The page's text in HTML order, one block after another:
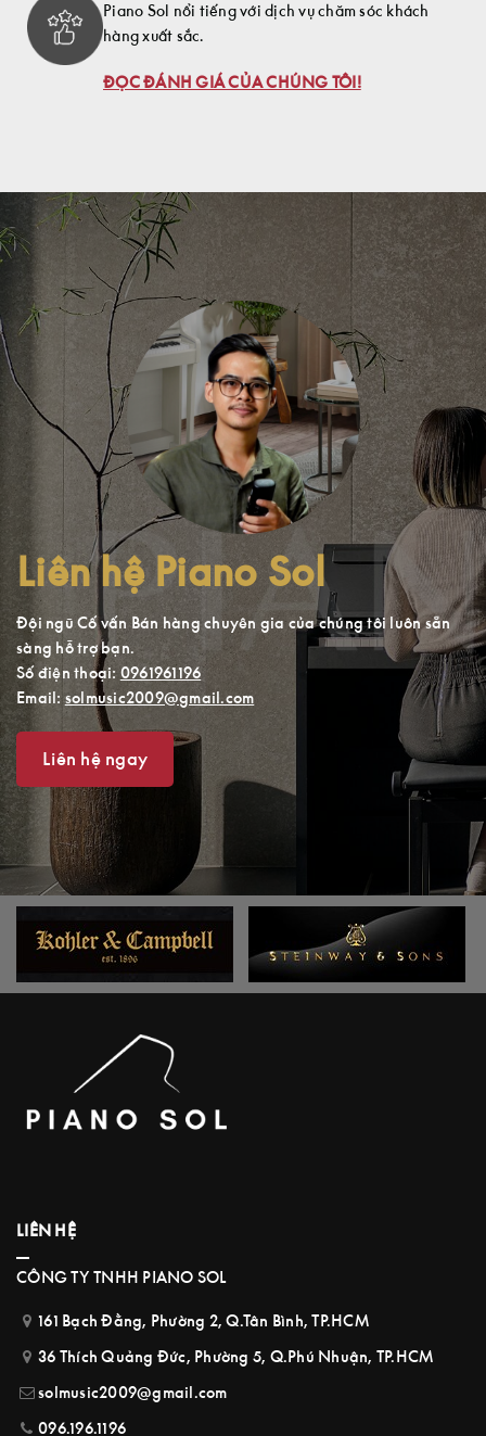
Piano Sol nổi tiếng với dịch vụ chăm sóc khách
hàng xuất sắc.
ĐỌC ĐÁNH GIÁ CỦA CHÚNG TÔI!
Liên hệ Piano Sol
Đội ngũ Cố vấn Bán hàng chuyên gia của chúng tôi luôn sẵn
sàng hỗ trợ bạn.
Số điện thoại: 0961961196
Email: solmusic2009@gmail.com
Liên hệ ngay
LIÊN HỆ
CÔNG TY TNHH PIANO SOL
161 Bạch Đằng, Phường 2, Q.Tân Bình, TP.HCM
36 Thích Quảng Đức, Phường 5, Q.Phú Nhuận, TP.HCM
solmusic2009@gmail.com
096.196.1196